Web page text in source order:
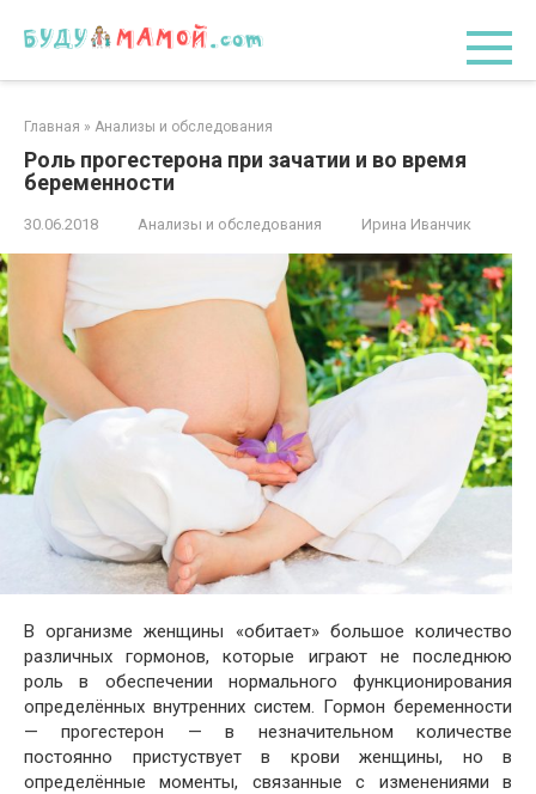
Главная » Анализы и обследования
Роль прогестерона при зачатии и во время
беременности
30.06.2018 Анализы и обследования Ирина Иванчик
В организме женщины «обитает» большое количество
различных гормонов, которые играют не последнюю
роль в обеспечении нормального функционирования
определённых внутренних систем. Гормон беременности
— прогестерон — в незначительном количестве
постоянно пристуствует в крови женщины, но в
определённые моменты, связанные с изменениями в